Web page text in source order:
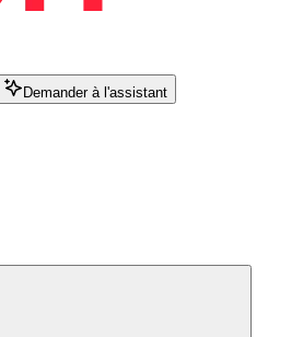
Demander à l'assistant